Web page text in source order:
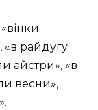
«в райдугу
айстри», «в
весни»,